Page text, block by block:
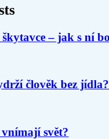
– jak s ní
člověk bez jídla?
svět?